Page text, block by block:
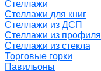
Стеллажи
Стеллажи для книг
Стеллажи из ДСП
Стеллажи из профиля
Стеллажи из стекла
Торговые горки
Павильоны